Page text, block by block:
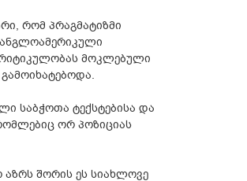
რომ პრაგმატიზმი
მოკლებული
საბჭოთა ტექსტებისა და
ორ პოზიციას
შორის ეს სიახლოვე